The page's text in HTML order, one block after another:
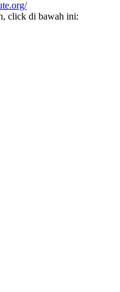
click di bawah ini: